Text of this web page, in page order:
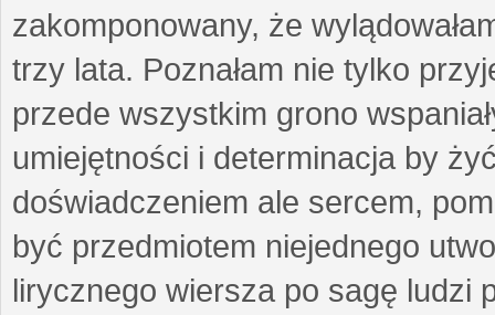
zakomponowany, że
trzy lata. Poznałam nie tylko
przede wszystkim grono
umiejętności i determinacja by
doświadczeniem ale sercem,
być przedmiotem niejednego
lirycznego wiersza po sagę ludzi